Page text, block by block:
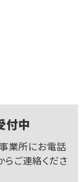
付中
業所にお電話
らご連絡くださ